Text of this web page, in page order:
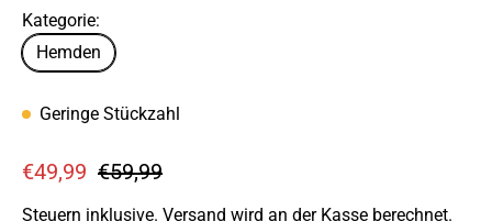
Kategorie:
Hemden
Geringe Stückzahl
V
€49,99 R
€59,99
Steuern inklusive. Versand wird an der Kasse berechnet.